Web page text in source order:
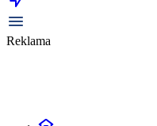
Reklama